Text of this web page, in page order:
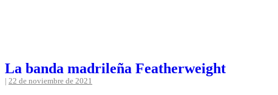
La banda madrileña Featherweight
22 de noviembre de 2021